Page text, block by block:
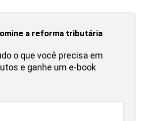
a reforma tributária
o que você precisa em
e ganhe um e-book